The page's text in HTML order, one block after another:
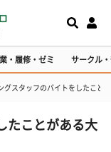
・履修・ゼミ サークル
グスタッフのバイトをしたこと
たことがある大